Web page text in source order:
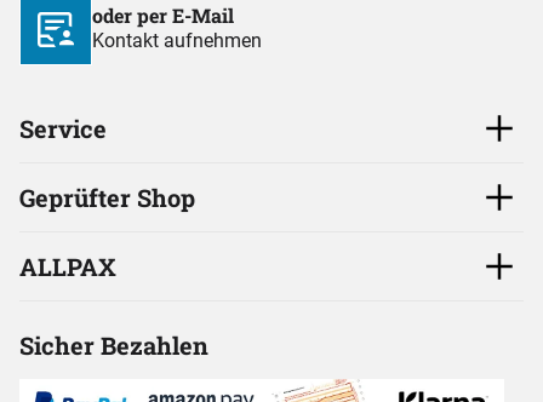
oder per E-Mail
Kontakt aufnehmen
Service
Geprüfter Shop
ALLPAX
Sicher Bezahlen